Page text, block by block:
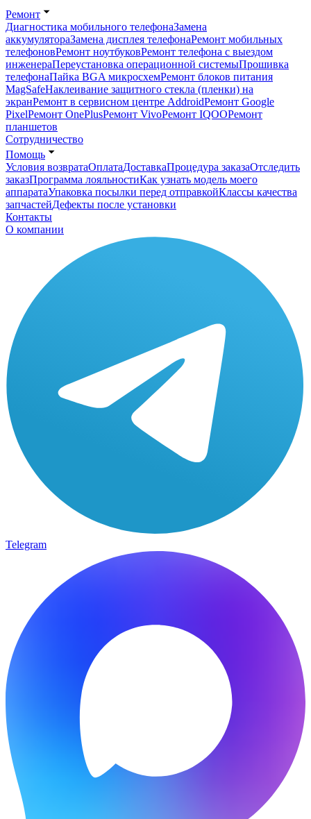
Ремонт
Диагностика мобильного телефонаЗамена
аккумулятораЗамена дисплея телефонаРемонт мобильных
телефоновРемонт ноутбуковРемонт телефона с выездом
инженераПереустановка операционной системыПрошивка
телефонаПайка BGA микросхемРемонт блоков питания
MagSafeНаклеивание защитного стекла (пленки) на
экранРемонт в сервисном центре AddroidРемонт Google
PixelРемонт OnePlusРемонт VivoРемонт IQOOРемонт
планшетов
Сотрудничество
Помощь
Условия возвратаОплатаДоставкаПроцедура заказаОтследить
заказПрограмма лояльностиКак узнать модель моего
аппаратаУпаковка посылки перед отправкойКлассы качества
запчастейДефекты после установки
Контакты
О компании
Telegram